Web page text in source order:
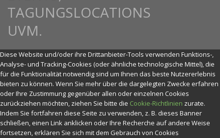
Diese Website und/oder ihre Drittanbieter-Tools verwenden Funktions-,
Analyse- und Tracking-Cookies (oder ähnliche technologische Mittel), die
für die Funktionalität notwendig sind um Ihnen das beste Nutzererlebnis
bieten zu können. Wenn Sie mehr über die dargelegten Zwecke erfahren
oder Ihre Zustimmung gegenüber allen oder einzelnen Cookies
zurückziehen möchten, ziehen Sie bitte die Cookie-Richtlinien zurate.
Indem Sie fortfahren diese Seite zu verwenden, z. B. dieses Banner
schließen, einen Link anklicken oder Ihre Recherche auf andere Weise
fortsetzen, erklären Sie sich mit dem Gebrauch von Cookies